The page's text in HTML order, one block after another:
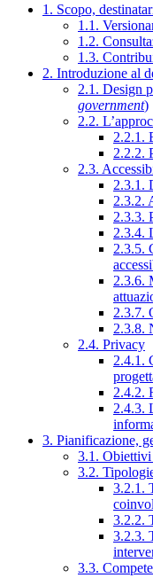
1. Scopo,
1.1.
1.2.
1.3.
2. Introduzione al
2.1. Design
government)
2.2.
2.2.1.
2.2.2.
2.3.
2.3.1.
2.3.2.
2.3.3.
2.3.4.
2.3.5.
2.3.6.
2.3.7.
2.3.8.
2.4. Privacy
2.4.1.
2.4.2.
2.4.3.
3. Pianificazione,
3.1.
3.2.
3.2.1.
3.2.2.
3.2.3.
3.3.